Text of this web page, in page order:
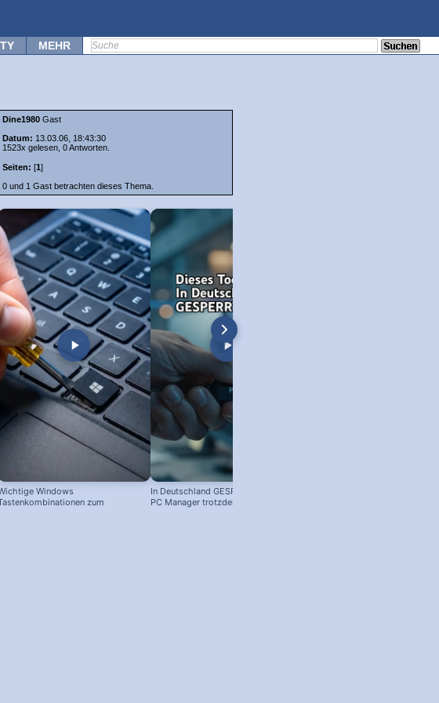
MEHR
(Win
Dine1980 Gast
Datum: 13.03.06, 18:43:30
1523x gelesen, 0 Antworten.
Seiten: [1]
0 und 1 Gast betrachten dieses Thema.
Windows
zum
In Deutschland GESPERRT: Microsoft
PC Manager trotzdem installieren